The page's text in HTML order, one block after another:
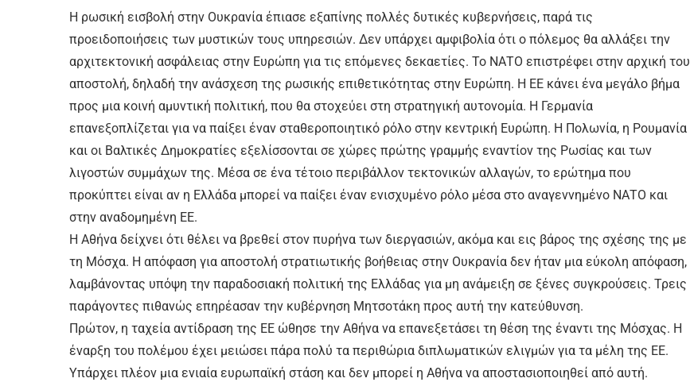
Η ρωσική εισβολή στην Ουκρανία έπιασε εξαπίνης πολλές δυτικές κυβερνήσεις, παρά τις
προειδοποιήσεις των μυστικών τους υπηρεσιών. Δεν υπάρχει αμφιβολία ότι ο πόλεμος θα αλλάξει την
αρχιτεκτονική ασφάλειας στην Ευρώπη για τις επόμενες δεκαετίες. Το ΝΑΤΟ επιστρέφει στην αρχική του
αποστολή, δηλαδή την ανάσχεση της ρωσικής επιθετικότητας στην Ευρώπη. Η ΕΕ κάνει ένα μεγάλο βήμα
προς μια κοινή αμυντική πολιτική, που θα στοχεύει στη στρατηγική αυτονομία. Η Γερμανία
επανεξοπλίζεται για να παίξει έναν σταθεροποιητικό ρόλο στην κεντρική Ευρώπη. Η Πολωνία, η Ρουμανία
και οι Βαλτικές Δημοκρατίες εξελίσσονται σε χώρες πρώτης γραμμής εναντίον της Ρωσίας και των
λιγοστών συμμάχων της. Μέσα σε ένα τέτοιο περιβάλλον τεκτονικών αλλαγών, το ερώτημα που
προκύπτει είναι αν η Ελλάδα μπορεί να παίξει έναν ενισχυμένο ρόλο μέσα στο αναγεννημένο ΝΑΤΟ και
στην αναδομημένη ΕΕ.
Η Αθήνα δείχνει ότι θέλει να βρεθεί στον πυρήνα των διεργασιών, ακόμα και εις βάρος της σχέσης της με
τη Μόσχα. Η απόφαση για αποστολή στρατιωτικής βοήθειας στην Ουκρανία δεν ήταν μια εύκολη απόφαση,
λαμβάνοντας υπόψη την παραδοσιακή πολιτική της Ελλάδας για μη ανάμειξη σε ξένες συγκρούσεις. Τρεις
παράγοντες πιθανώς επηρέασαν την κυβέρνηση Μητσοτάκη προς αυτή την κατεύθυνση.
Πρώτον, η ταχεία αντίδραση της ΕΕ ώθησε την Αθήνα να επανεξετάσει τη θέση της έναντι της Μόσχας. Η
έναρξη του πολέμου έχει μειώσει πάρα πολύ τα περιθώρια διπλωματικών ελιγμών για τα μέλη της ΕΕ.
Υπάρχει πλέον μια ενιαία ευρωπαϊκή στάση και δεν μπορεί η Αθήνα να αποστασιοποιηθεί από αυτή.